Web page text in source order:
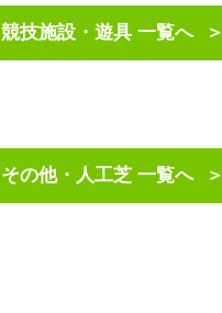
競技施設・遊具 一覧へ
その他・人工芝 一覧へ